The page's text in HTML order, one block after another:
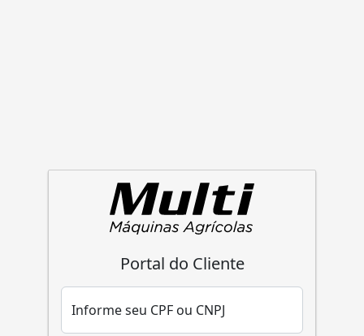
Portal do Cliente
Informe seu CPF ou CNPJ